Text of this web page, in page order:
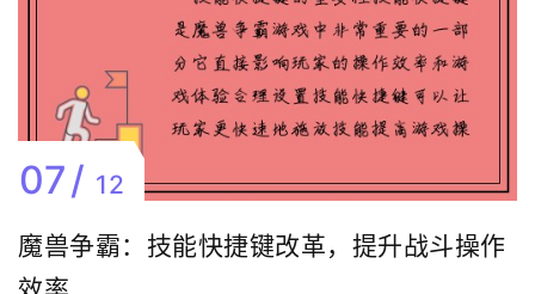
07 12
魔兽争霸：技能快捷键改革，提升战斗操作